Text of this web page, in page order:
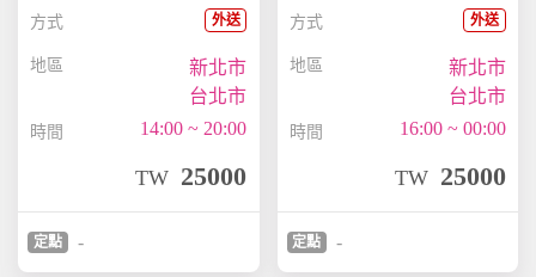
方式 外送
地區
新北市
台北市
時間 14:00 ~ 20:00
TW 25000
定點 -
方式 外送
地區
新北市
台北市
時間 16:00 ~ 00:00
TW 25000
定點 -